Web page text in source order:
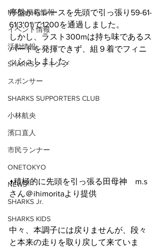
Media掲載情報
イベント情報
活動情報
SHARKSクッキング
スポンサー
SHARKS SUPPORTERS CLUB
小林航央
濱口直人
市民ランナー
ONETOKYO
NEWS
SHARKS Jr.
SHARKS KIDS
序盤からレースを先頭で引っ張り59-61-
61(3'01)で1200を通過しました。
しかし、ラスト300mは持ち味であるス
パートを発揮できず、組９着でフィニ
ッシュしました。
↑積極的に先頭を引っ張る田母神　m.s
さん＠ihimoritaより提供
中々、本調子には戻りませんが、段々
と本来の走りを取り戻して来ていま